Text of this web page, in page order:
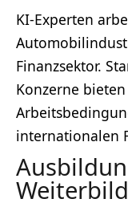
KI-Experten
Finanzsektor.
Konzerne
internationalen